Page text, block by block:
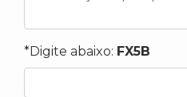
*Digite abaixo: FX5B